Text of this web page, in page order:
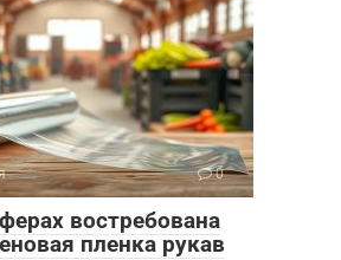
0
востребована
пленка рукав